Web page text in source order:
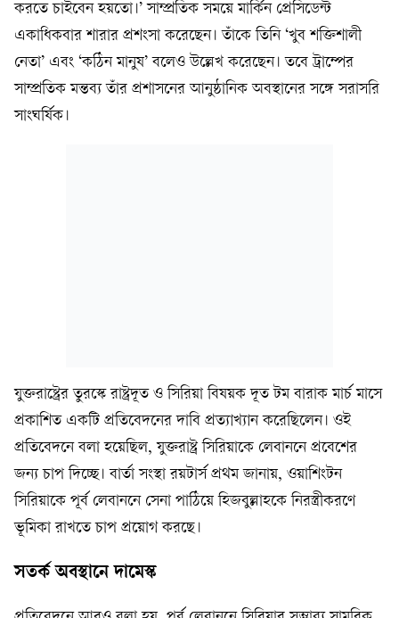
করতে চাইবেন হয়তো।’ সাম্প্রতিক সময়ে মার্কিন প্রেসিডেন্ট
একাধিকবার শারার প্রশংসা করেছেন। তাঁকে তিনি ‘খুব শক্তিশালী
নেতা’ এবং ‘কঠিন মানুষ’ বলেও উল্লেখ করেছেন। তবে ট্রাম্পের
সাম্প্রতিক মন্তব্য তাঁর প্রশাসনের আনুষ্ঠানিক অবস্থানের সঙ্গে সরাসরি
সাংঘর্ষিক।
যুক্তরাষ্ট্রের তুরস্কে রাষ্ট্রদূত ও সিরিয়া বিষয়ক দূত টম বারাক মার্চ মাসে
প্রকাশিত একটি প্রতিবেদনের দাবি প্রত্যাখ্যান করেছিলেন। ওই
প্রতিবেদনে বলা হয়েছিল, যুক্তরাষ্ট্র সিরিয়াকে লেবাননে প্রবেশের
জন্য চাপ দিচ্ছে। বার্তা সংস্থা রয়টার্স প্রথম জানায়, ওয়াশিংটন
সিরিয়াকে পূর্ব লেবাননে সেনা পাঠিয়ে হিজবুল্লাহকে নিরস্ত্রীকরণে
ভূমিকা রাখতে চাপ প্রয়োগ করছে।
সতর্ক অবস্থানে দামেস্ক